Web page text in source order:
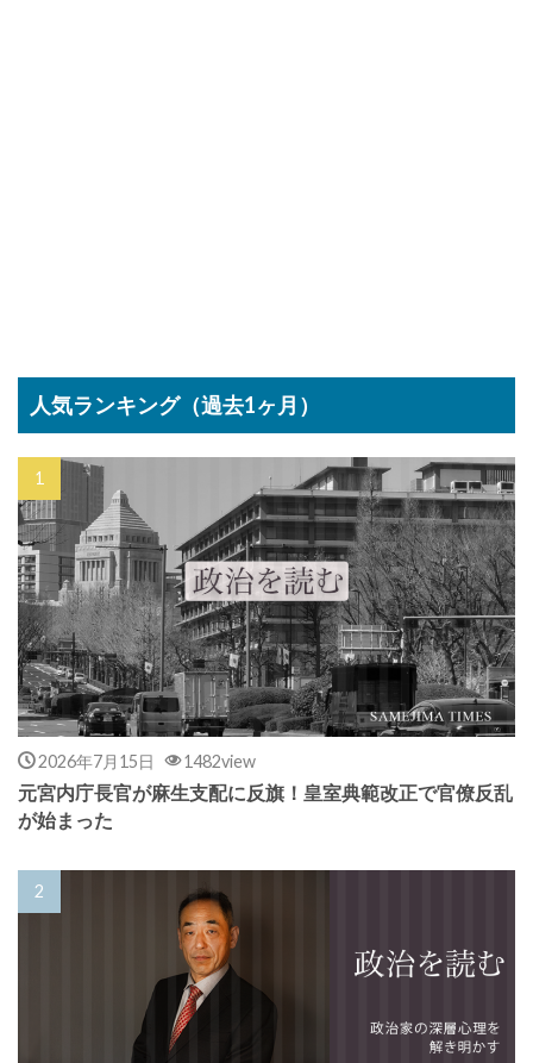
人気ランキング（過去1ヶ月）
2026年7月15日 1482view
元宮内庁長官が麻生支配に反旗！皇室典範改正で官僚反乱
が始まった